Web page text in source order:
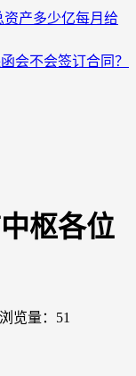
产多少亿每月给
会不会签订合同？
枢各位
浏览量：51